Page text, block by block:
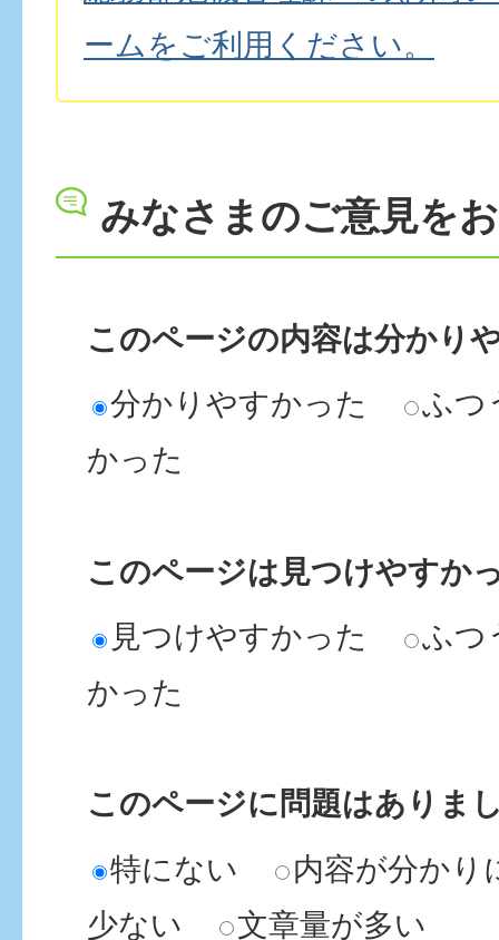
ームをご利用ください。
みなさまのご意見を
このページの内容は分かり
分かりやすかった
ふつ
かった
このページは見つけやすか
見つけやすかった
ふつ
かった
このページに問題はありま
特にない
内容が分かり
少ない
文章量が多い